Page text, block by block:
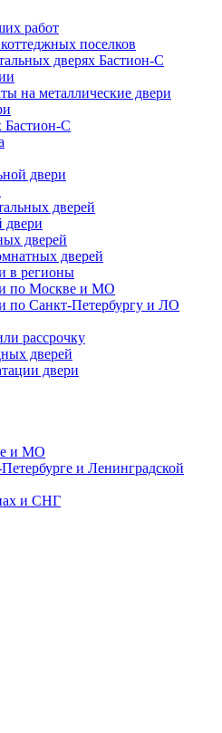
работ
поселков
дверях Бастион-С
на металлические двери
Бастион-С
двери
дверей
двери
дверей
дверей
в регионы
по Москве и МО
по Санкт-Петербургу и ЛО
рассрочку
дверей
двери
и МО
и Ленинградской
и СНГ